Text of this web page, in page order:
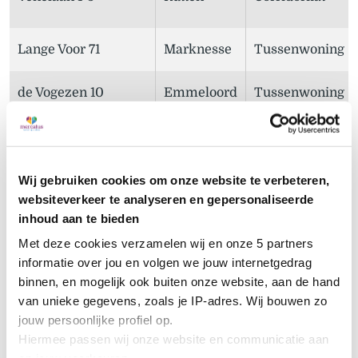
Wij gebruiken cookies om onze website te verbeteren,
websiteverkeer te analyseren en gepersonaliseerde
inhoud aan te bieden
Met deze cookies verzamelen wij en onze 5 partners
informatie over jou en volgen we jouw internetgedrag
binnen, en mogelijk ook buiten onze website, aan de hand
van unieke gegevens, zoals je IP-adres. Wij bouwen zo
jouw persoonlijke profiel op.
Hiermee passen wij onze website en communicatie aan
Lange Voor 71 Marknesse Tussenwoning
de Vogezen 10 Emmeloord Tussenwoning
Zwartewater 15 Emmeloord Hoekwoning
Zeebiesstraat 18 Emmeloord Eindwoning
Diemenlaan 212 Emmeloord Corridorflat
Malta 14 Emmeloord